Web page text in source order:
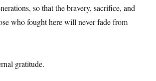
so that the bravery, sacrifice, and
who fought here will never fade from
gratitude.